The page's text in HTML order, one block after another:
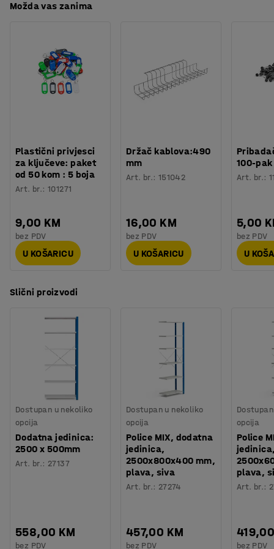
Možda vas zanima
Plastični privjesci
za ključeve: paket
od 50 kom : 5 boja
Art. br.:101271
9,00 KM
bez PDV
U KOŠARICU
Držač kablova:490
mm
Art. br.: 151042
16,00 KM
bez PDV
U KOŠARICU
100-pak
Art. br.:
5,00
bez PDV
U
Slični proizvodi
Dostupan u nekoliko
opcija
Dodatna jedinica:
2500 x 500mm
Art. br.: 27137
558,00 KM
bez PDV
Dostupan u nekoliko
opcija
Police MIX, dodatna
jedinica,
2500x800x400 mm,
plava, siva
Art. br.: 27274
457,00 KM
bez PDV
opcija
Police
plava,
Art. br.:
bez PDV